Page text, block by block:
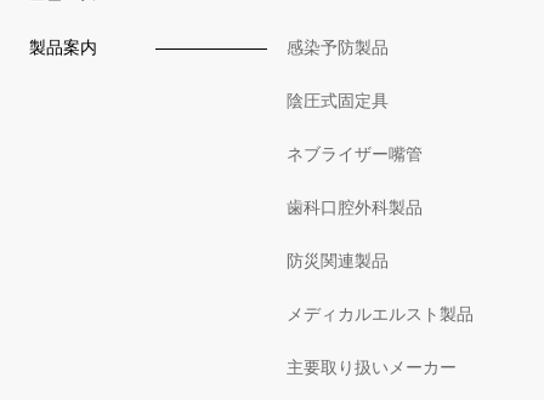
製品案内 感染予防製品
陰圧式固定具
ネブライザー嘴管
歯科口腔外科製品
防災関連製品
メディカルエルスト製品
主要取り扱いメーカー